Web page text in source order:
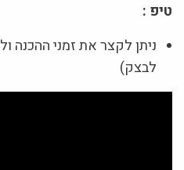
טיפ :
ניתן לקצר את זמני ההכנה
לבצק)